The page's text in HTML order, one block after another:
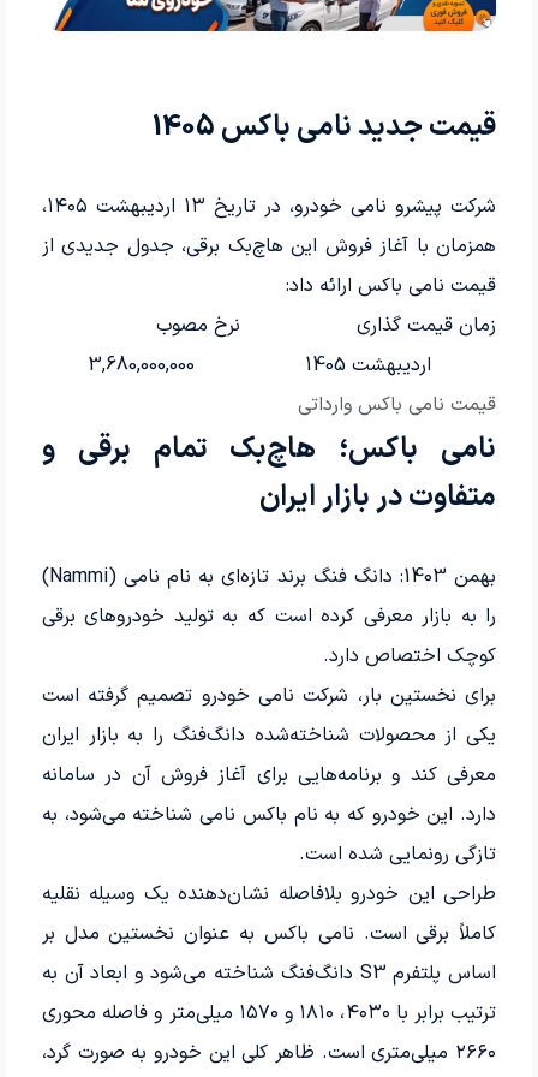
قیمت جدید نامی باکس 1405
شرکت پیشرو نامی خودرو، در تاریخ ۱۳ اردیبهشت ۱۴۰۵،
همزمان با آغاز فروش این هاچ‌بک برقی، جدول جدیدی از
قیمت نامی باکس ارائه داد:
قیمت نامی باکس وارداتی
زمان قیمت گذاری
نرخ مصوب
اردیبهشت 1405
3,680,000,000
نامی باکس؛ هاچ‌بک تمام برقی و
متفاوت در بازار ایران
بهمن 1403: دانگ فنگ برند تازه‌ای به نام نامی (Nammi)
را به بازار معرفی کرده است که به تولید خودروهای برقی
کوچک اختصاص دارد.
برای نخستین بار، شرکت نامی خودرو تصمیم گرفته است
یکی از محصولات شناخته‌شده دانگ‌فنگ را به بازار ایران
معرفی کند و برنامه‌هایی برای آغاز فروش آن در سامانه
دارد. این خودرو که به نام باکس نامی شناخته می‌شود، به
تازگی رونمایی شده است.
طراحی این خودرو بلافاصله نشان‌دهنده یک وسیله نقلیه
کاملاً برقی است. نامی باکس به عنوان نخستین مدل بر
اساس پلتفرم S3 دانگ‌فنگ شناخته می‌شود و ابعاد آن به
ترتیب برابر با ۴۰۳۰، ۱۸۱۰ و ۱۵۷۰ میلی‌متر و فاصله محوری
۲۶۶۰ میلی‌متری است. ظاهر کلی این خودرو به صورت گرد،